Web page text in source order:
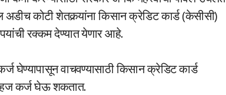
कोटी शेतकर्‍यांना किसान क्रेडिट कार्ड (केसीसी)
रक्कम देण्यात येणार आहे.
घेण्यापासून वाचवण्यासाठी किसान क्रेडिट कार्ड
कर्ज घेऊ शकतात.